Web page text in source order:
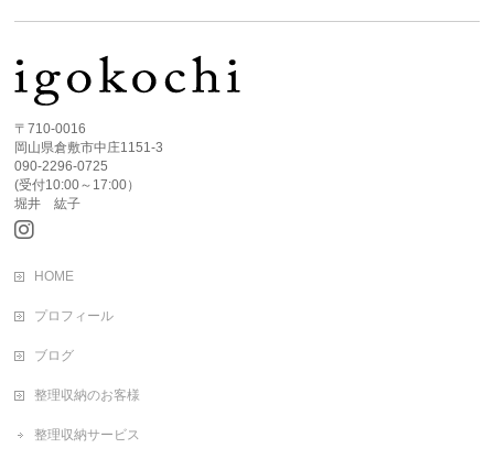
〒710-0016
岡山県倉敷市中庄1151-3
090-2296-0725
(受付10:00～17:00）
堀井 紘子
HOME
プロフィール
ブログ
整理収納のお客様
整理収納サービス